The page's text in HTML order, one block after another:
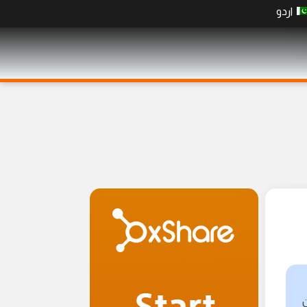
اردو